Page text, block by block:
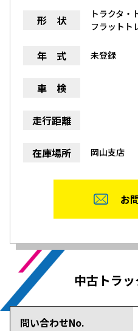
形 状
トラクタ・
フラットト
年 式 未登録
車 検
走行距離
在庫場所 岡山支店
お
中古トラ
問い合わせNo.